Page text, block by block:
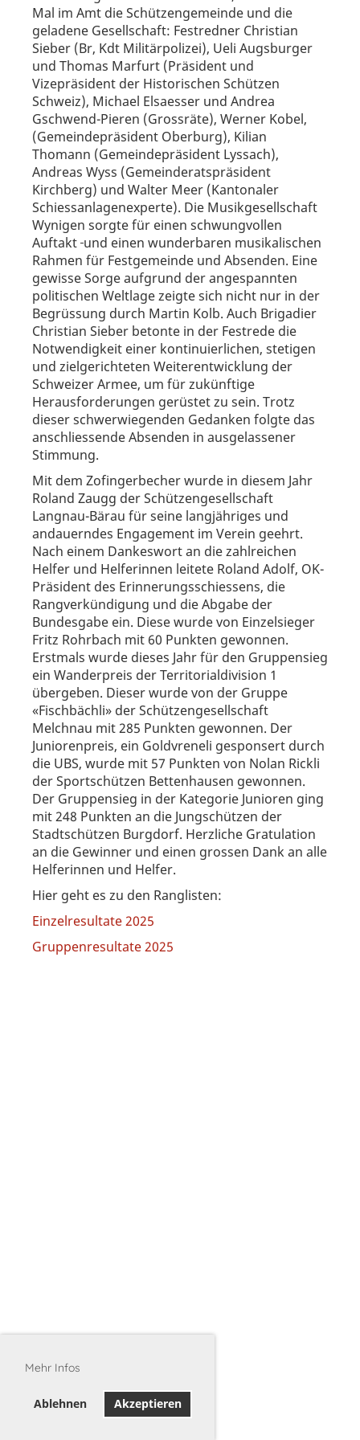
Mehr Infos
Ablehnen Akzeptieren
Mal im Amt die Schützengemeinde und die
geladene Gesellschaft: Festredner Christian
Sieber (Br, Kdt Militärpolizei), Ueli Augsburger
und Thomas Marfurt (Präsident und
Vizepräsident der Historischen Schützen
Schweiz), Michael Elsaesser und Andrea
Gschwend-Pieren (Grossräte), Werner Kobel,
(Gemeindepräsident Oberburg), Kilian
Thomann (Gemeindepräsident Lyssach),
Andreas Wyss (Gemeinderatspräsident
Kirchberg) und Walter Meer (Kantonaler
Schiessanlagenexperte). Die Musikgesellschaft
Wynigen sorgte für einen schwungvollen
Auftakt und einen wunderbaren musikalischen
Rahmen für Festgemeinde und Absenden. Eine
gewisse Sorge aufgrund der angespannten
politischen Weltlage zeigte sich nicht nur in der
Begrüssung durch Martin Kolb. Auch Brigadier
Christian Sieber betonte in der Festrede die
Notwendigkeit einer kontinuierlichen, stetigen
und zielgerichteten Weiterentwicklung der
Schweizer Armee, um für zukünftige
Herausforderungen gerüstet zu sein. Trotz
dieser schwerwiegenden Gedanken folgte das
anschliessende Absenden in ausgelassener
Stimmung.
Mit dem Zofingerbecher wurde in diesem Jahr
Roland Zaugg der Schützengesellschaft
Langnau-Bärau für seine langjähriges und
andauerndes Engagement im Verein geehrt.
Nach einem Dankeswort an die zahlreichen
Helfer und Helferinnen leitete Roland Adolf, OK-
Präsident des Erinnerungsschiessens, die
Rangverkündigung und die Abgabe der
Bundesgabe ein. Diese wurde von Einzelsieger
Fritz Rohrbach mit 60 Punkten gewonnen.
Erstmals wurde dieses Jahr für den Gruppensieg
ein Wanderpreis der Territorialdivision 1
übergeben. Dieser wurde von der Gruppe
«Fischbächli» der Schützengesellschaft
Melchnau mit 285 Punkten gewonnen. Der
Juniorenpreis, ein Goldvreneli gesponsert durch
die UBS, wurde mit 57 Punkten von Nolan Rickli
der Sportschützen Bettenhausen gewonnen.
Der Gruppensieg in der Kategorie Junioren ging
mit 248 Punkten an die Jungschützen der
Stadtschützen Burgdorf. Herzliche Gratulation
an die Gewinner und einen grossen Dank an alle
Helferinnen und Helfer.
Hier geht es zu den Ranglisten:
Einzelresultate 2025
Gruppenresultate 2025